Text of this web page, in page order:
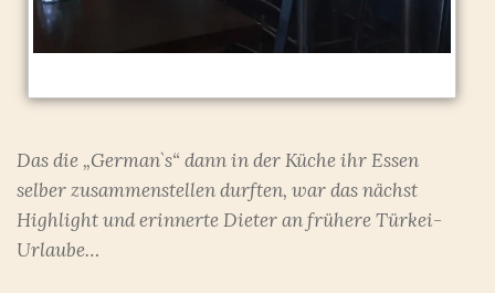
Das die „German`s“ dann in der Küche ihr Essen
selber zusammenstellen durften, war das nächst
Highlight und erinnerte Dieter an frühere Türkei-
Urlaube…